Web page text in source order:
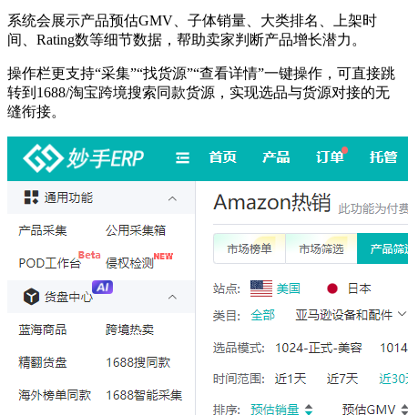
系统会展示产品预估GMV、子体销量、大类排名、上架时
间、Rating数等细节数据，帮助卖家判断产品增长潜力。
操作栏更支持“采集”“找货源”“查看详情”一键操作，可直接跳
转到1688/淘宝跨境搜索同款货源，实现选品与货源对接的无
缝衔接。